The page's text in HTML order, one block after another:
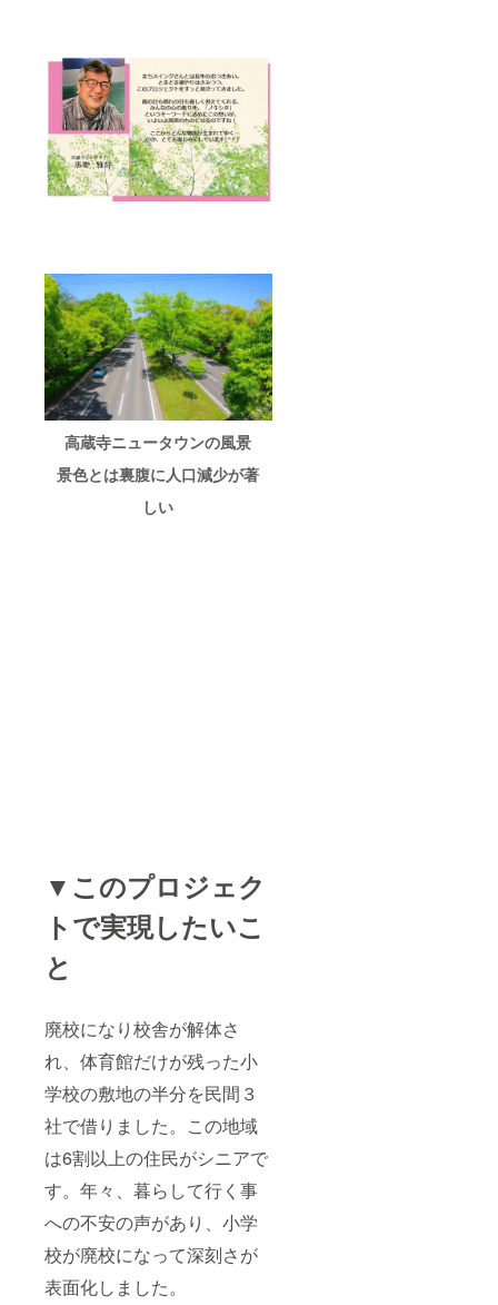
高蔵寺ニュータウンの風景
景色とは裏腹に人口減少が著
しい
▼このプロジェク
トで実現したいこ
と
廃校になり校舎が解体さ
れ、体育館だけが残った小
学校の敷地の半分を民間３
社で借りました。この地域
は6割以上の住民がシニアで
す。年々、暮らして行く事
への不安の声があり、小学
校が廃校になって深刻さが
表面化しました。